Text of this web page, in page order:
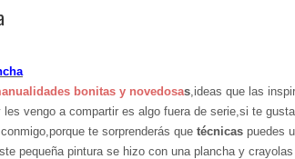
bonitas y novedosas,ideas que las
vengo a compartir es algo fuera de serie,si te
te sorprenderás que técnicas puedes
pequeña pintura se hizo con una plancha y crayolas